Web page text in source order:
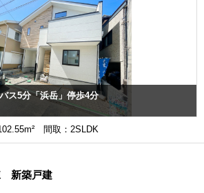
ス5分「浜岳」停歩4分
間取：2SLDK
新築戸建